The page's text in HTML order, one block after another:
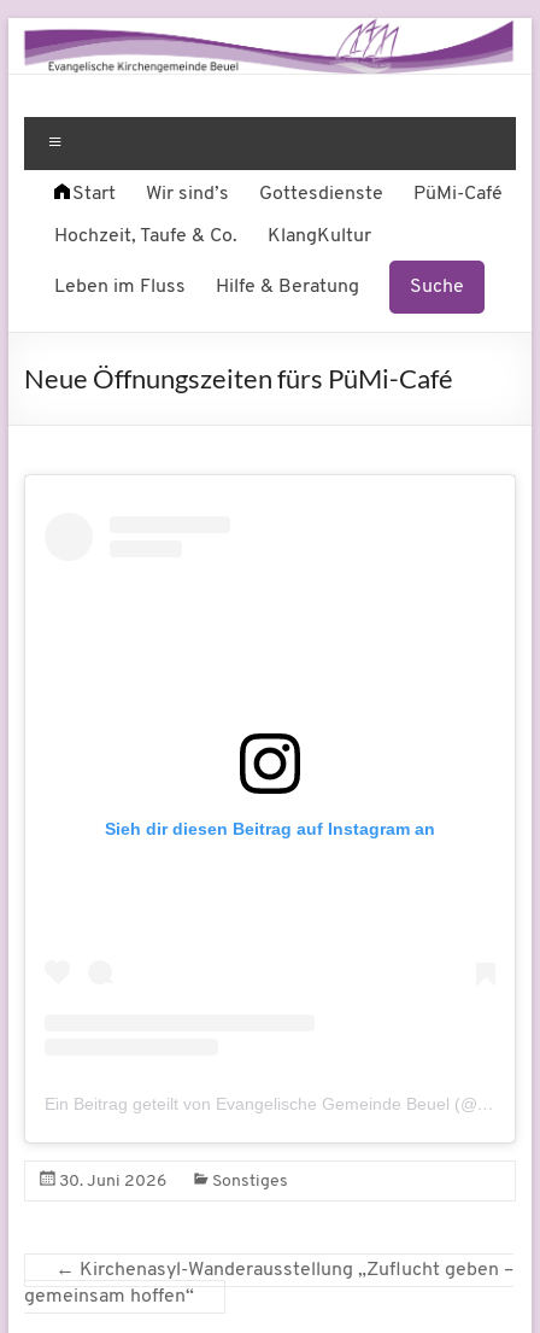
Zum
Inhalt
springen
Evangelische
Kirchengemeinde
Beuel
am
Start Wir sind’s Gottesdienste PüMi-Café
Hochzeit, Taufe & Co. KlangKultur
Leben im Fluss Hilfe & Beratung Suche
Neue Öffnungszeiten fürs PüMi-Café
Sieh dir diesen Beitrag auf Instagram an
Ein Beitrag geteilt von Evangelische Gemeinde Beuel (@evangelisch.beuel)
30. Juni 2026 Sonstiges
←
Kirchenasyl-Wanderausstellung „Zuflucht geben –
gemeinsam hoffen“